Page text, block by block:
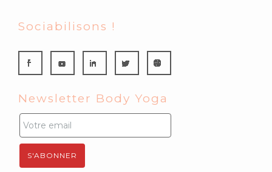
Sociabilisons !
Newsletter Body Yoga